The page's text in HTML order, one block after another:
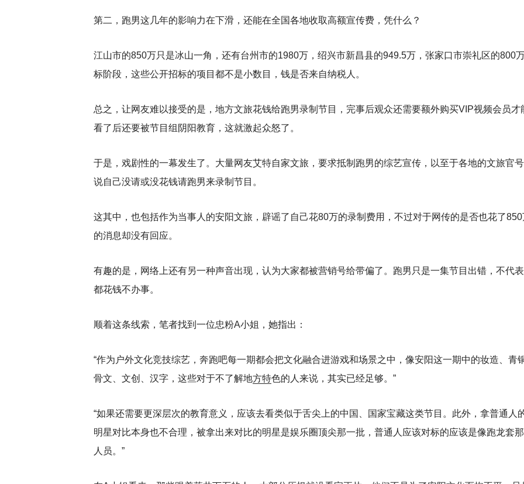
第二，跑男这几年的影响力在下滑，还能在全国各地收取高额宣传费，凭什么？
江山市的850万只是冰山一角，还有台州市的1980万，绍兴市新昌县的949.5万，张家口市崇礼区的800
标阶段，这些公开招标的项目都不是小数目，钱是否来自纳税人。
总之，让网友难以接受的是，地方文旅花钱给跑男录制节目，完事后观众还需要额外购买VIP视频会员才
看了后还要被节目组阴阳教育，这就激起众怒了。
于是，戏剧性的一幕发生了。大量网友艾特自家文旅，要求抵制跑男的综艺宣传，以至于各地的文旅官
说自己没请或没花钱请跑男来录制节目。
这其中，也包括作为当事人的安阳文旅，辟谣了自己花80万的录制费用，不过对于网传的是否也花了
的消息却没有回应。
有趣的是，网络上还有另一种声音出现，认为大家都被营销号给带偏了。跑男只是一集节目出错，不代
都花钱不办事。
顺着这条线索，笔者找到一位忠粉A小姐，她指出：
“作为户外文化竞技综艺，奔跑吧每一期都会把文化融合进游戏和场景之中，像安阳这一期中的妆造、青
骨文、文创、汉字，这些对于不了解地方特色的人来说，其实已经足够。”
“如果还需要更深层次的教育意义，应该去看类似于舌尖上的中国、国家宝藏这类节目。此外，拿普通人
明星对比本身也不合理，被拿出来对比的明星是娱乐圈顶尖那一批，普通人应该对标的应该是像跑龙套
人员。”